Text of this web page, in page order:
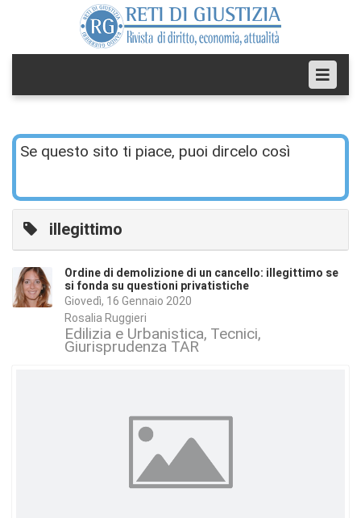
Se questo sito ti piace, puoi dircelo così
illegittimo
Ordine di demolizione di un cancello: illegittimo se
si fonda su questioni privatistiche
Giovedì, 16 Gennaio 2020
Rosalia Ruggieri
Edilizia e Urbanistica Tecnici
Giurisprudenza TAR